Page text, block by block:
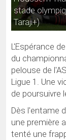
stade
Taraji+)
L'Espérance
du
pelouse de
Ligue 1. Une
de poursuivre
Dès l'entame
une première
tenté une